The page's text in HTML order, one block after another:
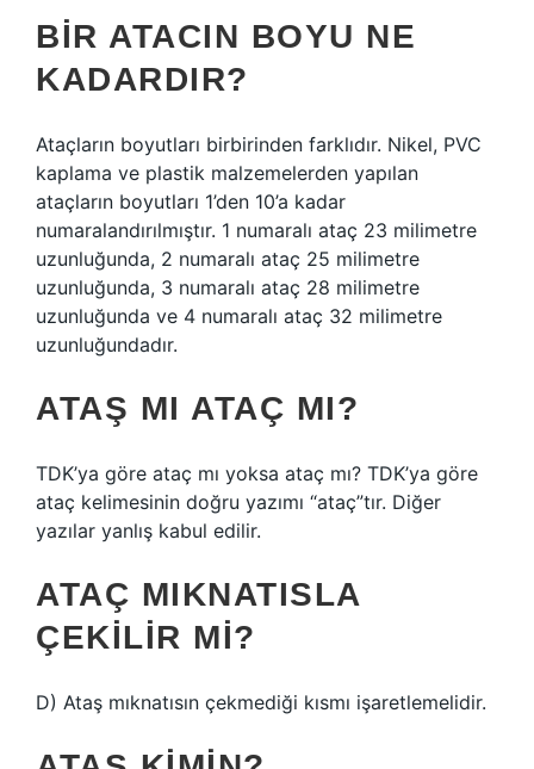
BIR ATACIN BOYU NE
KADARDIR?
Ataçların boyutları birbirinden farklıdır. Nikel, PVC
kaplama ve plastik malzemelerden yapılan
ataçların boyutları 1’den 10’a kadar
numaralandırılmıştır. 1 numaralı ataç 23 milimetre
uzunluğunda, 2 numaralı ataç 25 milimetre
uzunluğunda, 3 numaralı ataç 28 milimetre
uzunluğunda ve 4 numaralı ataç 32 milimetre
uzunluğundadır.
ATAŞ MI ATAÇ MI?
TDK’ya göre ataç mı yoksa ataç mı? TDK’ya göre
ataç kelimesinin doğru yazımı “ataç”tır. Diğer
yazılar yanlış kabul edilir.
ATAÇ MIKNATISLA
ÇEKILIR MI?
D) Ataş mıknatısın çekmediği kısmı işaretlemelidir.